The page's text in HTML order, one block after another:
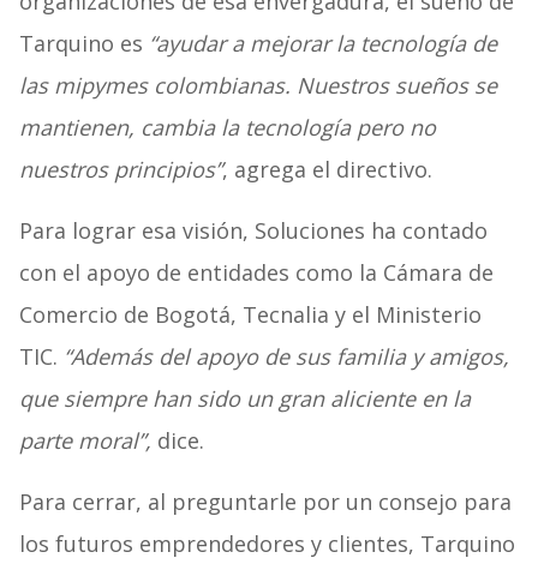
Tarquino es “ayudar a mejorar la tecnología de
las mipymes colombianas. Nuestros sueños se
mantienen, cambia la tecnología pero no
nuestros principios”, agrega el directivo.
Para lograr esa visión, Soluciones ha contado
con el apoyo de entidades como la Cámara de
Comercio de Bogotá, Tecnalia y el Ministerio
TIC. “Además del apoyo de sus familia y amigos,
que siempre han sido un gran aliciente en la
parte moral”, dice.
Para cerrar, al preguntarle por un consejo para
los futuros emprendedores y clientes, Tarquino